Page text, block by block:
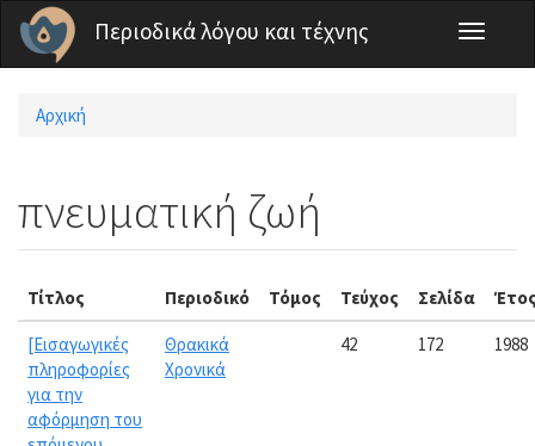
Παράκαμψη προς το κυρίως περιεχόμενο
Περιοδικά λόγου και τέχνης
Toggle
Είστε εδώ
Αρχική
πνευματική ζωή
Τίτλος Περιοδικό Τόμος Τεύχος Σελίδα
[Εισαγωγικές
πληροφορίες
για την
αφόρμηση του
Θρακικά
Χρονικά
42 172 1988